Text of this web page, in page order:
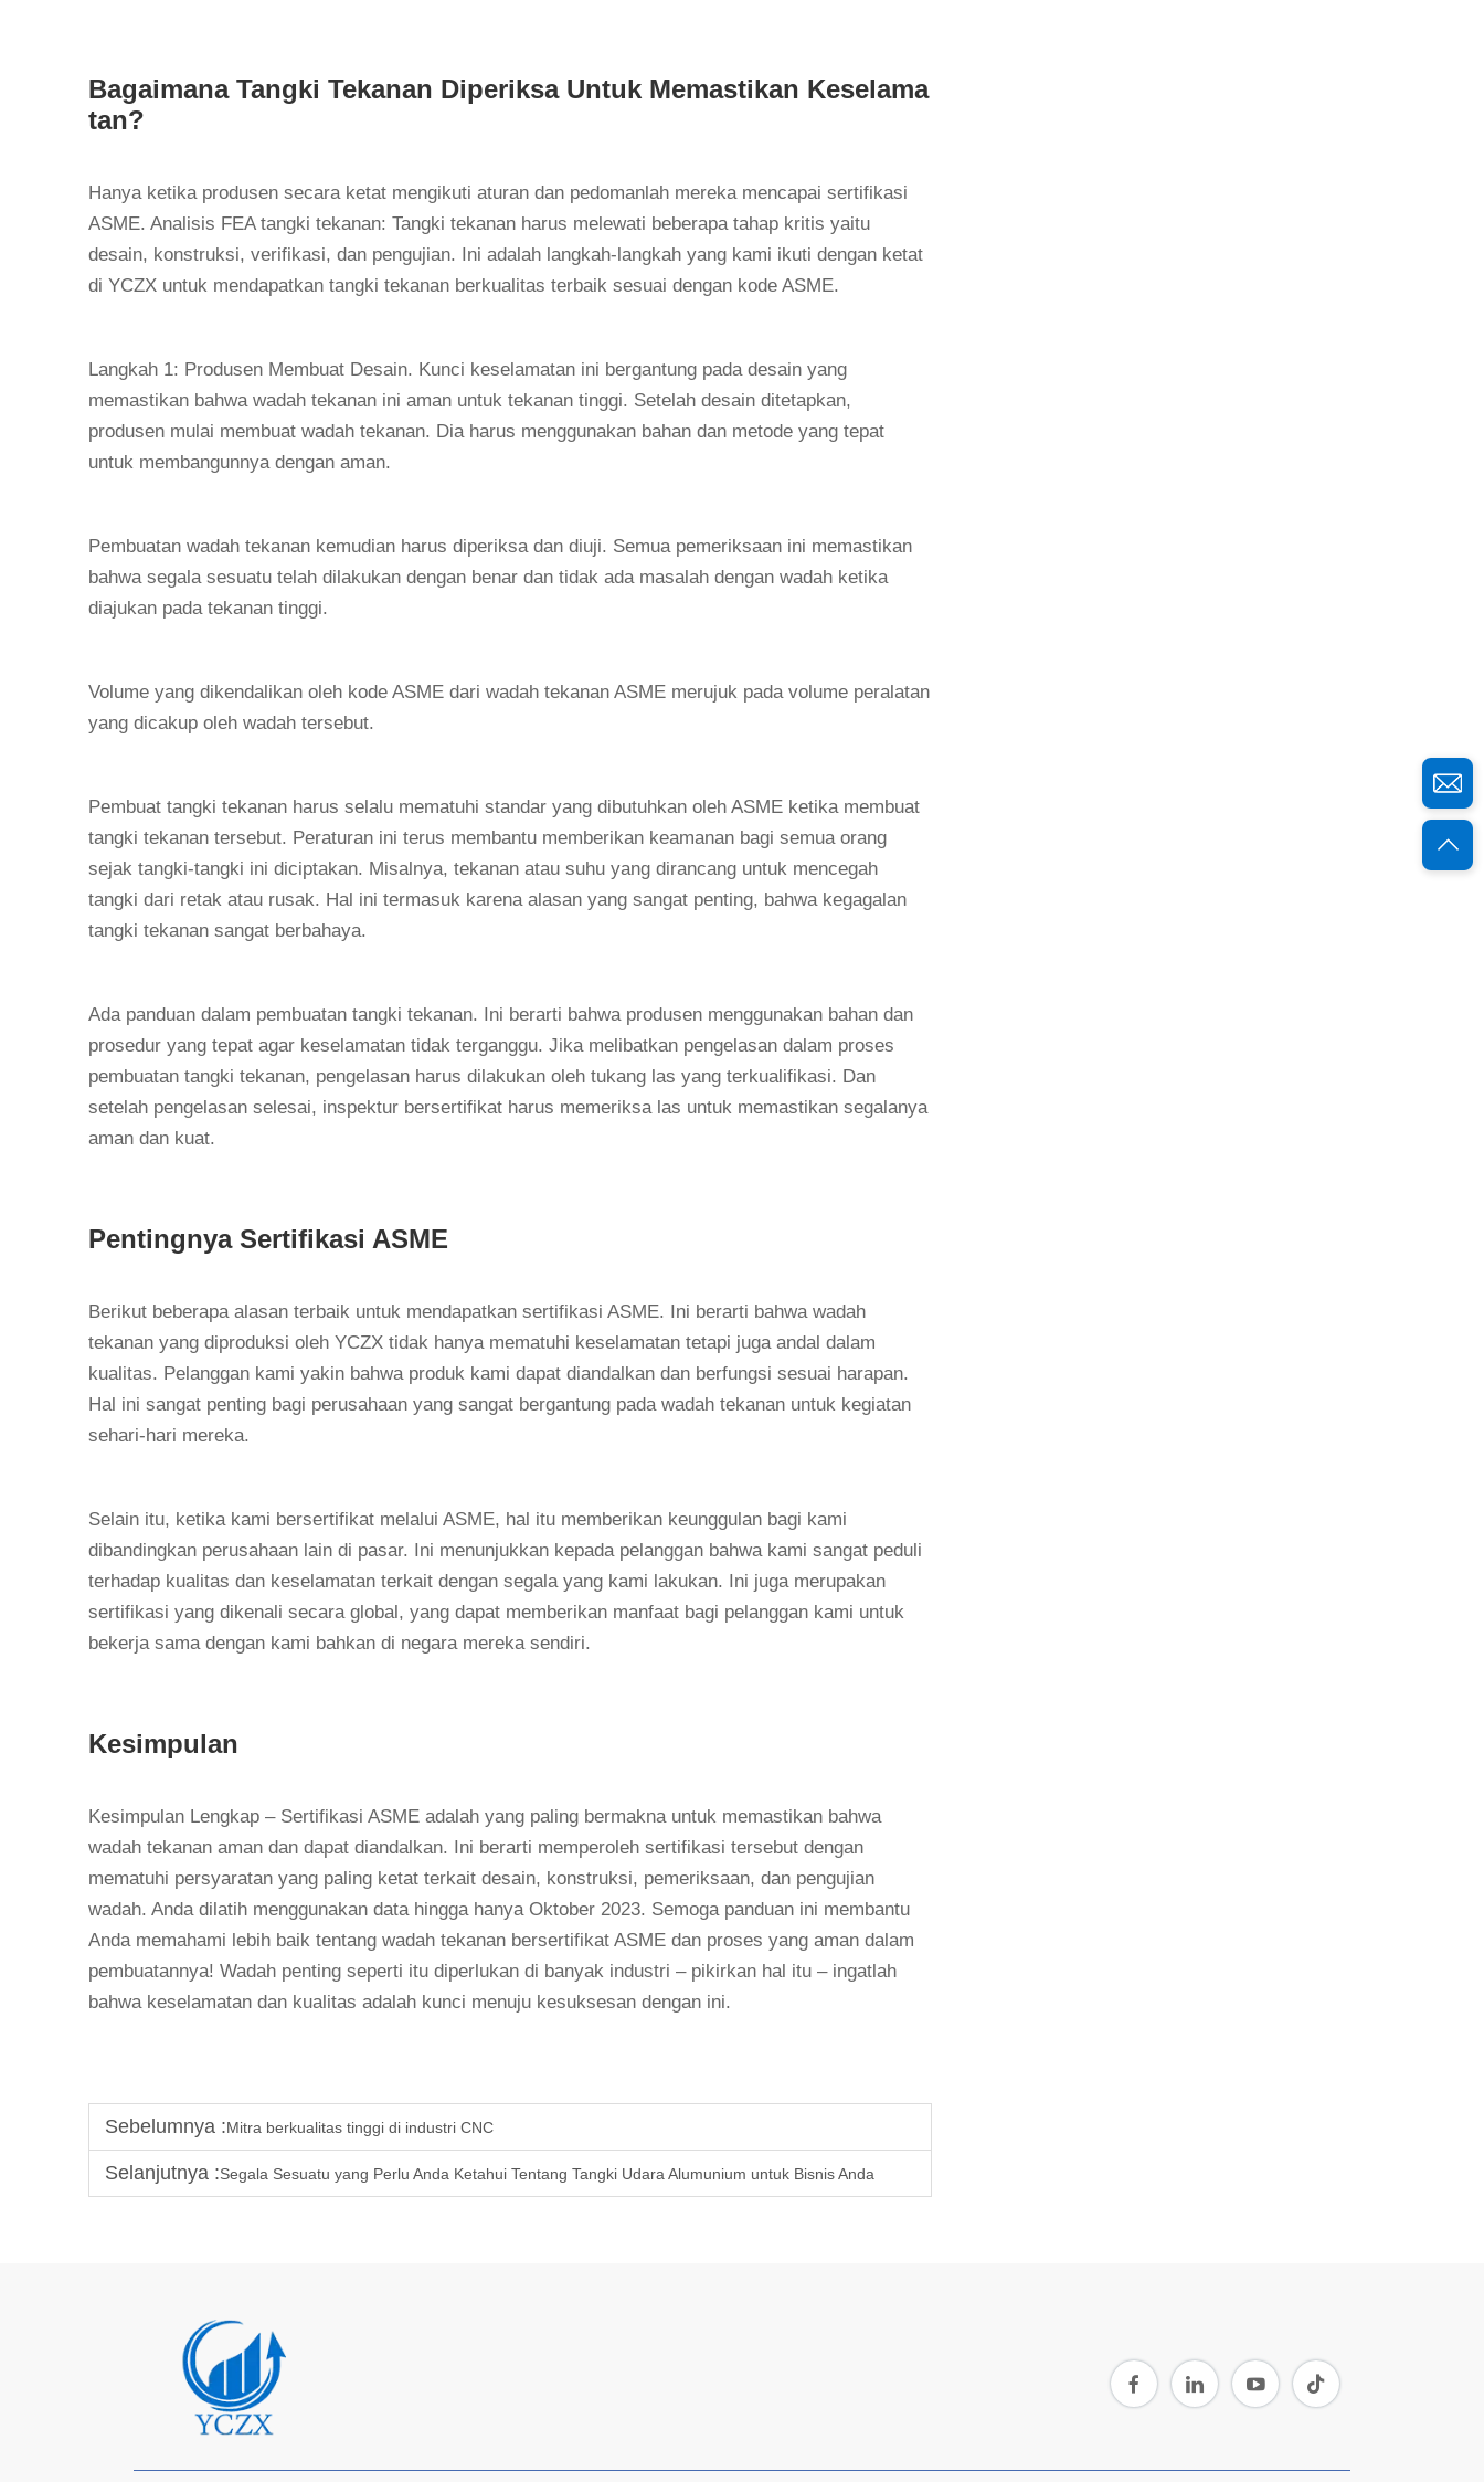
Bagaimana Tangki Tekanan Diperiksa Untuk Memastikan Keselama
tan?
Hanya ketika produsen secara ketat mengikuti aturan dan pedomanlah mereka mencapai sertifikasi
ASME. Analisis FEA tangki tekanan: Tangki tekanan harus melewati beberapa tahap kritis yaitu
desain, konstruksi, verifikasi, dan pengujian. Ini adalah langkah-langkah yang kami ikuti dengan ketat
di YCZX untuk mendapatkan tangki tekanan berkualitas terbaik sesuai dengan kode ASME.
Langkah 1: Produsen Membuat Desain. Kunci keselamatan ini bergantung pada desain yang
memastikan bahwa wadah tekanan ini aman untuk tekanan tinggi. Setelah desain ditetapkan,
produsen mulai membuat wadah tekanan. Dia harus menggunakan bahan dan metode yang tepat
untuk membangunnya dengan aman.
Pembuatan wadah tekanan kemudian harus diperiksa dan diuji. Semua pemeriksaan ini memastikan
bahwa segala sesuatu telah dilakukan dengan benar dan tidak ada masalah dengan wadah ketika
diajukan pada tekanan tinggi.
Volume yang dikendalikan oleh kode ASME dari wadah tekanan ASME merujuk pada volume peralatan
yang dicakup oleh wadah tersebut.
Pembuat tangki tekanan harus selalu mematuhi standar yang dibutuhkan oleh ASME ketika membuat
tangki tekanan tersebut. Peraturan ini terus membantu memberikan keamanan bagi semua orang
sejak tangki-tangki ini diciptakan. Misalnya, tekanan atau suhu yang dirancang untuk mencegah
tangki dari retak atau rusak. Hal ini termasuk karena alasan yang sangat penting, bahwa kegagalan
tangki tekanan sangat berbahaya.
Ada panduan dalam pembuatan tangki tekanan. Ini berarti bahwa produsen menggunakan bahan dan
prosedur yang tepat agar keselamatan tidak terganggu. Jika melibatkan pengelasan dalam proses
pembuatan tangki tekanan, pengelasan harus dilakukan oleh tukang las yang terkualifikasi. Dan
setelah pengelasan selesai, inspektur bersertifikat harus memeriksa las untuk memastikan segalanya
aman dan kuat.
Pentingnya Sertifikasi ASME
Berikut beberapa alasan terbaik untuk mendapatkan sertifikasi ASME. Ini berarti bahwa wadah
tekanan yang diproduksi oleh YCZX tidak hanya mematuhi keselamatan tetapi juga andal dalam
kualitas. Pelanggan kami yakin bahwa produk kami dapat diandalkan dan berfungsi sesuai harapan.
Hal ini sangat penting bagi perusahaan yang sangat bergantung pada wadah tekanan untuk kegiatan
sehari-hari mereka.
Selain itu, ketika kami bersertifikat melalui ASME, hal itu memberikan keunggulan bagi kami
dibandingkan perusahaan lain di pasar. Ini menunjukkan kepada pelanggan bahwa kami sangat peduli
terhadap kualitas dan keselamatan terkait dengan segala yang kami lakukan. Ini juga merupakan
sertifikasi yang dikenali secara global, yang dapat memberikan manfaat bagi pelanggan kami untuk
bekerja sama dengan kami bahkan di negara mereka sendiri.
Kesimpulan
Kesimpulan Lengkap – Sertifikasi ASME adalah yang paling bermakna untuk memastikan bahwa
wadah tekanan aman dan dapat diandalkan. Ini berarti memperoleh sertifikasi tersebut dengan
mematuhi persyaratan yang paling ketat terkait desain, konstruksi, pemeriksaan, dan pengujian
wadah. Anda dilatih menggunakan data hingga hanya Oktober 2023. Semoga panduan ini membantu
Anda memahami lebih baik tentang wadah tekanan bersertifikat ASME dan proses yang aman dalam
pembuatannya! Wadah penting seperti itu diperlukan di banyak industri – pikirkan hal itu – ingatlah
bahwa keselamatan dan kualitas adalah kunci menuju kesuksesan dengan ini.
Sebelumnya :Mitra berkualitas tinggi di industri CNC
Selanjutnya :Segala Sesuatu yang Perlu Anda Ketahui Tentang Tangki Udara Alumunium untuk Bisnis Anda